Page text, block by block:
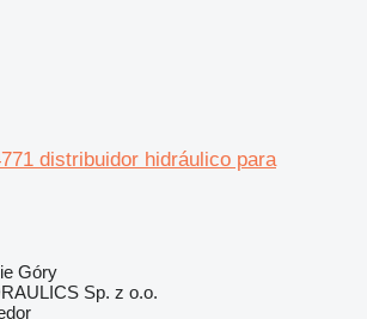
distribuidor hidráulico para
Góry
Sp. z o.o.